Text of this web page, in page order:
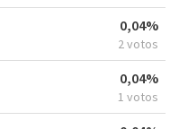
0,04%
2 votos
0,04%
1 votos